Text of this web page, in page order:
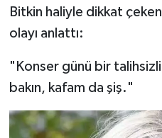
Bitkin haliyle dikkat
olayı anlattı:
"Konser günü bir
bakın, kafam da şiş."
REKLAM
SAĞLIK
SİYASET
SPOR